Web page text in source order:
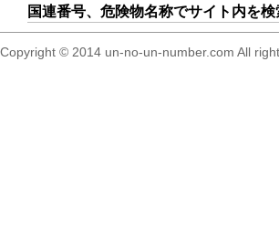
国連番号、危険物名称でサイト内を検
Copyright © 2014 un-no-un-number.com All